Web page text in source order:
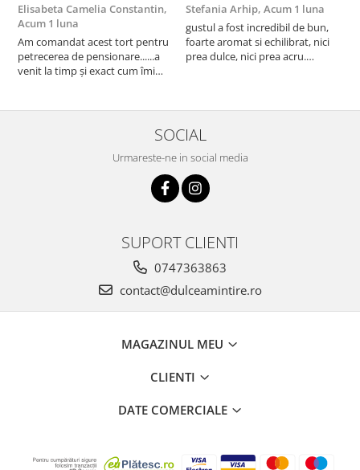
Elisabeta Camelia Constantin,
Acum 1 luna
Am comandat acest tort pentru
petrecerea de pensionare......a
venit la timp și exact cum îmi
echipei, felicitări pentru tot ceea
ce faceți! A fost apreciat și lăudat
Stefania Arhip, Acum 1 luna
gustul a fost incredibil de bun,
foarte aromat si echilibrat, nici
prea dulce, nici prea acru.
poza de inspiratie. multe
multumiri
SOCIAL
Urmareste-ne in social media
SUPORT CLIENTI
0747363863
contact@dulceamintire.ro
MAGAZINUL MEU
CLIENTI
DATE COMERCIALE